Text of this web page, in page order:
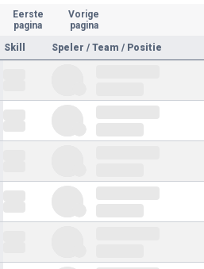
Eerste
pagina
Vorige
pagina
Skill
Speler / Team / Positie